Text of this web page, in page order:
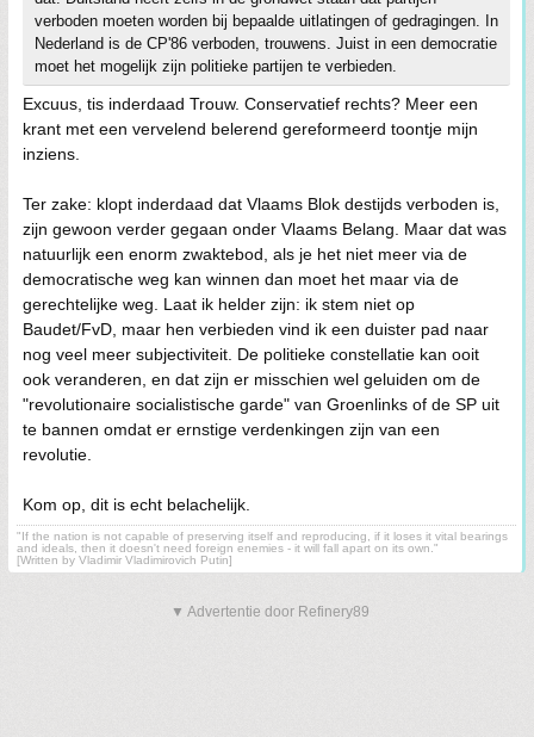
verboden moeten worden bij bepaalde uitlatingen of gedragingen. In
Nederland is de CP'86 verboden, trouwens. Juist in een democratie
moet het mogelijk zijn politieke partijen te verbieden.
Excuus, tis inderdaad Trouw. Conservatief rechts? Meer een
krant met een vervelend belerend gereformeerd toontje mijn
inziens.
Ter zake: klopt inderdaad dat Vlaams Blok destijds verboden is,
zijn gewoon verder gegaan onder Vlaams Belang. Maar dat was
natuurlijk een enorm zwaktebod, als je het niet meer via de
democratische weg kan winnen dan moet het maar via de
gerechtelijke weg. Laat ik helder zijn: ik stem niet op
Baudet/FvD, maar hen verbieden vind ik een duister pad naar
nog veel meer subjectiviteit. De politieke constellatie kan ooit
ook veranderen, en dat zijn er misschien wel geluiden om de
"revolutionaire socialistische garde" van Groenlinks of de SP uit
te bannen omdat er ernstige verdenkingen zijn van een
revolutie.
Kom op, dit is echt belachelijk.
"If the nation is not capable of preserving itself and reproducing, if it loses it vital bearings
and ideals, then it doesn't need foreign enemies - it will fall apart on its own."
[Written by Vladimir Vladimirovich Putin]
▼ Advertentie door Refinery89